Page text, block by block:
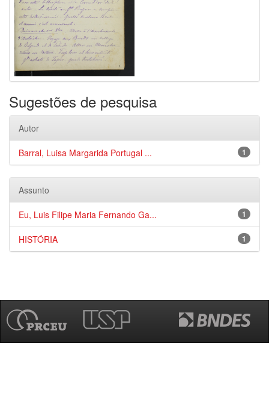
Sugestões de pesquisa
Autor
1
Barral, Luisa Margarida Portugal ...
Assunto
1
Eu, Luis Filipe Maria Fernando Ga...
1
HISTÓRIA